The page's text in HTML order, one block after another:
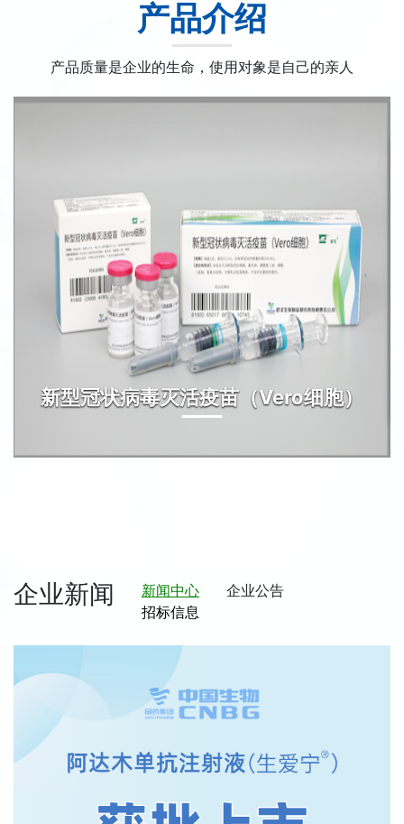
产品介绍
产品质量是企业的生命，使用对象是自己的亲人
新型冠状病毒灭活疫苗（Vero细胞）
企业新闻 新闻中心
企业公告
招标信息